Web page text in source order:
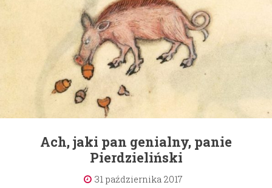
Ach, jaki pan genialny, panie
Pierdzieliński
31 października 2017